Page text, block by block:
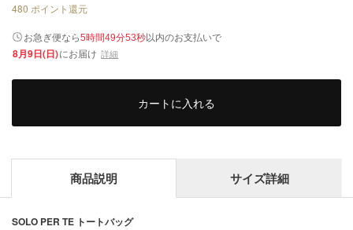
480 ポイント還元
お急ぎ便なら5時間49分53秒以内のお支払いで
8月9日(日)にお届け 詳細
カートに入れる
商品説明 サイズ詳細
SOLO PER TE トートバッグ